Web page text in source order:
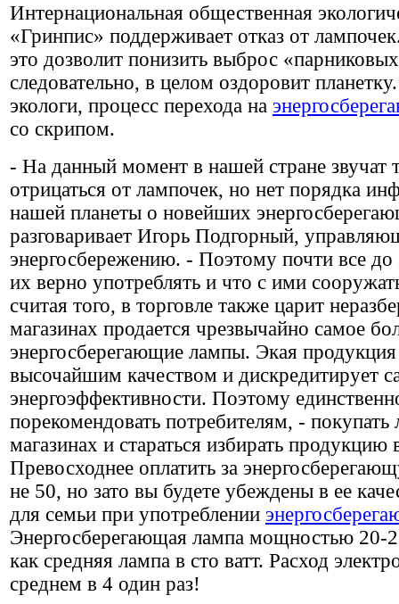
Интернациональная общественная
«Гринпис» поддерживает отказ от
это дозволит понизить выброс
следовательно, в целом оздоровит
экологи, процесс перехода на
со скрипом.
- На данный момент в нашей стране звучат
отрицаться от лампочек, но нет порядка
нашей планеты о новейших
разговаривает Игорь Подгорный,
энергосбережению. - Поэтому почти все до
их верно употреблять и что с ими
считая того, в торговле также царит
магазинах продается чрезвычайно самое
энергосберегающие лампы. Экая продукция
высочайшим качеством и дискредитирует
энергоэффективности. Поэтому
порекомендовать потребителям, -
магазинах и стараться избирать
Превосходнее оплатить за
не 50, но зато вы будете убеждены в ее
для семьи при употреблении
Энергосберегающая лампа мощностью 20-
как средняя лампа в сто ватт. Расход
среднем в 4 один раз!